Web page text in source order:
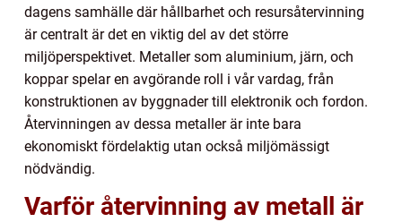
dagens samhälle där hållbarhet och resursåtervinning
är centralt är det en viktig del av det större
miljöperspektivet. Metaller som aluminium, järn, och
koppar spelar en avgörande roll i vår vardag, från
konstruktionen av byggnader till elektronik och fordon.
Återvinningen av dessa metaller är inte bara
ekonomiskt fördelaktig utan också miljömässigt
nödvändig.
Varför återvinning av metall är